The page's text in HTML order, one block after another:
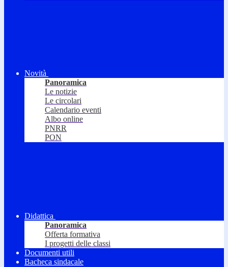
Novità
Panoramica
Le notizie
Le circolari
Calendario eventi
Albo online
PNRR
PON
Didattica
Panoramica
Offerta formativa
I progetti delle classi
Documenti utili
Bacheca sindacale